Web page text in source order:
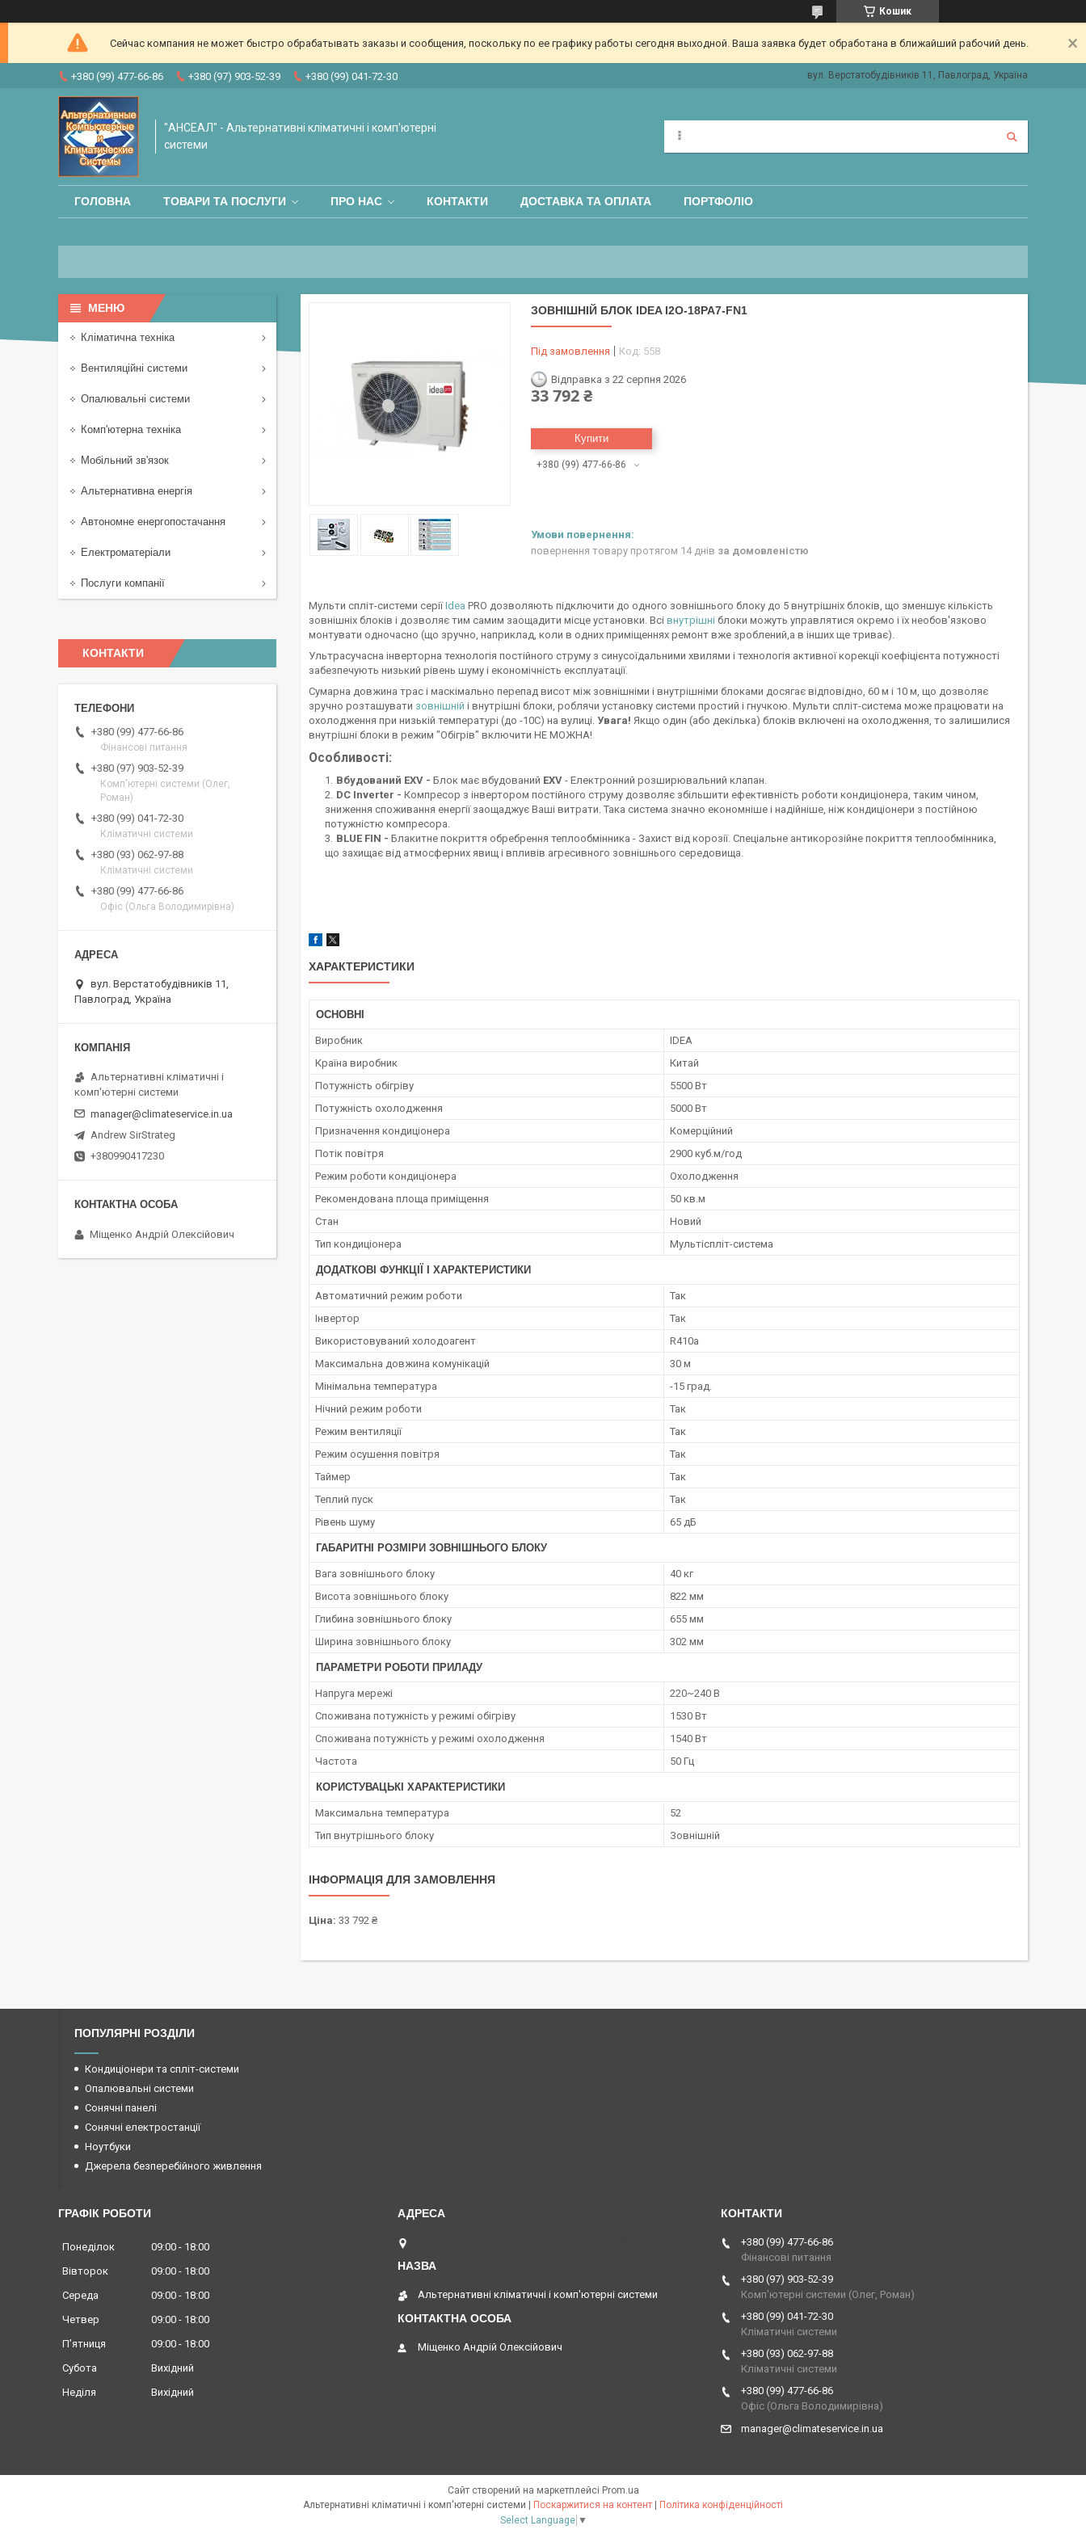
Кошик
Сейчас компания не может быстро обрабатывать заказы и сообщения, поскольку по ее графику работы сегодня выходной. Ваша заявка будет обработана в ближайший рабочий день.
+380 (99) 477-66-86 +380 (97) 903-52-39 +380 (99) 041-72-30 вул. Верстатобудівників 11, Павлоград, Україна
"АНСЕАЛ" - Альтернативні кліматичні і комп'ютерні
системи
ГОЛОВНА ТОВАРИ ТА ПОСЛУГИ ПРО НАС КОНТАКТИ ДОСТАВКА ТА ОПЛАТА ПОРТФОЛІО
ЗОВНІШНІЙ БЛОК IDEA I2O-18PA7-FN1
Під замовлення Код: 558
Відправка з 22 серпня 2026
33 792 ₴
Купити
+380 (99) 477-66-86
повернення товару протягом 14 днів за домовленістю
Мульти спліт-системи серіїIdea PRO дозволяють підключити до одного зовнішнього блоку до 5 внутрішніх блоків, що зменшує кількість
зовнішніх блоків і дозволяє тим самим заощадити місце установки. Всі внутрішні блоки можуть управлятися окремо і їх необов'язково
монтувати одночасно (що зручно, наприклад, коли в одних приміщеннях ремонт вже зроблений,а в інших ще триває).
Ультрасучасна інверторна технологія постійного струму з синусоїдальними хвилями і технологія активної корекції коефіцієнта потужності
забезпечують низький рівень шуму і економічність експлуатації.
Сумарна довжина трас і маскімально перепад висот між зовнішніми і внутрішніми блоками досягає відповідно, 60 м і 10 м, що дозволяє
зручно розташувати зовнішній і внутрішні блоки, роблячи установку системи простий і гнучкою. Мульти спліт-система може працювати на
охолодження при низькій температурі (до -10C) на вулиці. Увага! Якщо один (або декілька) блоків включені на охолодження, то залишилися
внутрішні блоки в режим "Обігрів" включити НЕ МОЖНА!
Особливості:
Вбудований EXV - Блок має вбудований EXV - Електронний розширювальний клапан.
DC Inverter - Компресор з інвертором постійного струму дозволяє збільшити ефективність роботи кондиціонера, таким чином,
зниження споживання енергії заощаджує Ваші витрати. Така система значно економніше і надійніше, ніж кондиціонери з постійною
потужністю компресора.
BLUE FIN - Блакитне покриття обребрення теплообмінника - Захист від корозії. Спеціальне антикорозійне покриття теплообмінника,
що захищає від атмосферних явищ і впливів агресивного зовнішнього середовища.
ХАРАКТЕРИСТИКИ
ОСНОВНІ
Виробник
IDEA
Країна виробник
Китай
Потужність обігріву
5500 Вт
Потужність охолодження
5000 Вт
Призначення кондиціонера
Комерційний
Потік повітря
2900 куб.м/год
Режим роботи кондиціонера
Охолодження
Рекомендована площа приміщення
50 кв.м
Стан
Новий
Тип кондиціонера
Мультіспліт-система
ДОДАТКОВІ ФУНКЦІЇ І ХАРАКТЕРИСТИКИ
Автоматичний режим роботи
Так
Інвертор
Так
Використовуваний холодоагент
R410a
Максимальна довжина комунікацій
30 м
Мінімальна температура
-15 град.
Нічний режим роботи
Так
Режим вентиляції
Так
Режим осушення повітря
Так
Таймер
Так
Теплий пуск
Так
Рівень шуму
65 дБ
ГАБАРИТНІ РОЗМІРИ ЗОВНІШНЬОГО БЛОКУ
Вага зовнішнього блоку
40 кг
Висота зовнішнього блоку
822 мм
Глибина зовнішнього блоку
655 мм
Ширина зовнішнього блоку
302 мм
ПАРАМЕТРИ РОБОТИ ПРИЛАДУ
Напруга мережі
220~240 В
Споживана потужність у режимі обігріву
1530 Вт
Споживана потужність у режимі охолодження
1540 Вт
Частота
50 Гц
КОРИСТУВАЦЬКІ ХАРАКТЕРИСТИКИ
Максимальна температура
52
Тип внутрішнього блоку
Зовнішній
ІНФОРМАЦІЯ ДЛЯ ЗАМОВЛЕННЯ
Ціна: 33 792 ₴
Кліматична техніка
Вентиляційні системи
Опалювальні системи
Комп'ютерна техніка
Мобільний зв'язок
Альтернативна енергія
Автономне енергопостачання
Електроматеріали
Послуги компанії
КОНТАКТИ
+380 (99) 477-66-86
Фінансові питання
+380 (97) 903-52-39
Комп'ютерні системи (Олег,
Роман)
+380 (99) 041-72-30
Кліматичні системи
+380 (93) 062-97-88
Кліматичні системи
+380 (99) 477-66-86
Офіс (Ольга Володимирівна)
вул. Верстатобудівників 11,
Павлоград, Україна
Альтернативні кліматичні і
комп'ютерні системи
manager@climateservice.in.ua
Andrew SirStrateg
+380990417230
Міщенко Андрій Олексійович
ПОПУЛЯРНІ РОЗДІЛИ
Кондиціонери та спліт-системи
Опалювальні системи
Сонячні панелі
Сонячні електростанції
Ноутбуки
Джерела безперебійного живлення
ГРАФІК РОБОТИ
Понеділок 09:00
18:00
Вівторок
09:00
18:00
Середа
09:00
18:00
Четвер
09:00
18:00
Пʼятниця
09:00
18:00
Субота
Вихідний
Неділя
Вихідний
Альтернативні кліматичні і комп'ютерні системи
Міщенко Андрій Олексійович
+380 (99) 477-66-86
Фінансові питання
+380 (97) 903-52-39
Комп'ютерні системи (Олег, Роман)
+380 (99) 041-72-30
Кліматичні системи
+380 (93) 062-97-88
Кліматичні системи
+380 (99) 477-66-86
Офіс (Ольга Володимирівна)
manager@climateservice.in.ua
Сайт створений на маркетплейсі Prom.ua
Поскаржитися на контент
Політика конфіденційності
Select Language ▼